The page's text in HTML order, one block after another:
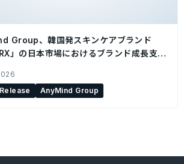
Group、韓国発スキンケアブランド
」の日本市場におけるブランド成長支援
AnyMind Group